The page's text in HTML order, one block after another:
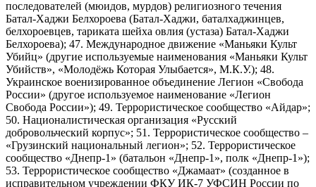
последователей (мюидов, мурдов) религиозного течения
Батал-Хаджи Белхороева (Батал-Хаджи, баталхаджинцев,
белхороевцев, тариката шейха овлия (устаза) Батал-Хаджи
Белхороева); 47. Международное движение «Маньяки Культ
Убийц» (другие используемые наименования «Маньяки Культ
Убийств», «Молодёжь Которая Улыбается», М.К.У.); 48.
Украинское военизированное объединение Легион «Свобода
России» (другое используемое наименование «Легион
Свобода России»); 49. Террористическое сообщество «Айдар»;
50. Националистическая организация «Русский
добровольческий корпус»; 51. Террористическое сообщество –
«Грузинский национальный легион»; 52. Террористическое
сообщество «Днепр-1» (батальон «Днепр-1», полк «Днепр-1»);
53. Террористическое сообщество «Джамаат» (созданное в
исправительном учреждении ФКУ ИК-7 УФСИН России по